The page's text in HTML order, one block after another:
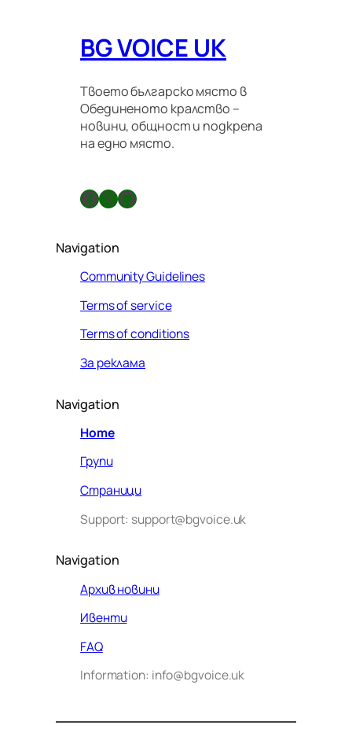
BG VOICE UK
Твоето българско място в
Обединеното кралство –
новини, общност и подкрепа
на едно място.
Facebook X GitHub
Navigation
Community Guidelines
Terms of service
Terms of conditions
За реклама
Navigation
Home
Групи
Страници
Support: support@bgvoice.uk
Navigation
Архив новини
Ивенти
FAQ
Information: info@bgvoice.uk
VOICE UK. С какво мога да